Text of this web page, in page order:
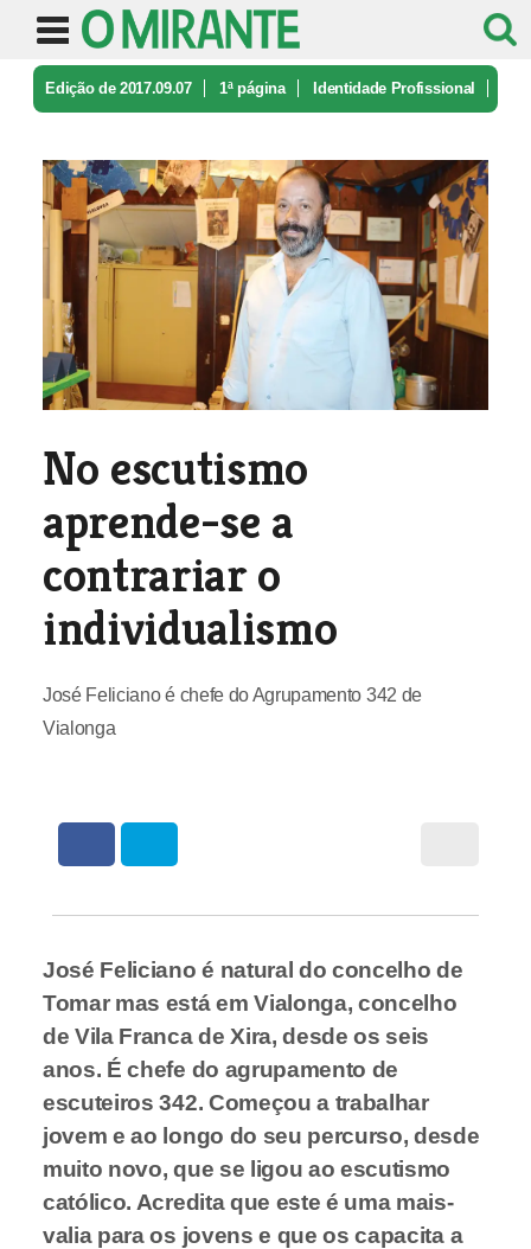
Edição de 2017.09.07 1ª página Identidade Profissional
No escutismo
aprende-se a
contrariar o
individualismo
José Feliciano é chefe do Agrupamento 342 de
Vialonga
José Feliciano é natural do concelho de
Tomar mas está em Vialonga, concelho
de Vila Franca de Xira, desde os seis
anos. É chefe do agrupamento de
escuteiros 342. Começou a trabalhar
jovem e ao longo do seu percurso, desde
muito novo, que se ligou ao escutismo
católico. Acredita que este é uma mais-
valia para os jovens e que os capacita a